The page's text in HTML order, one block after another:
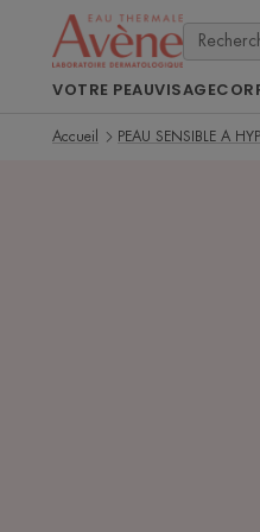
VOTRE PEAUVISAGE
Accueil PEAU SENSIBLE A